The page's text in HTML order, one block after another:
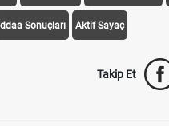
Sonuçları Aktif Sayaç
Takip Et